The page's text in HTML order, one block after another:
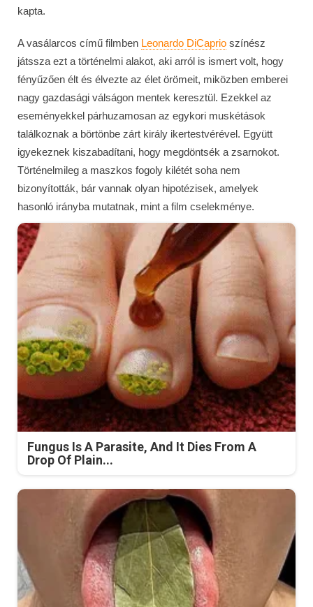
kapta.
A vasálarcos című filmben Leonardo DiCaprio színész
játssza ezt a történelmi alakot, aki arról is ismert volt, hogy
fényűzően élt és élvezte az élet örömeit, miközben emberei
nagy gazdasági válságon mentek keresztül. Ezekkel az
eseményekkel párhuzamosan az egykori muskétások
találkoznak a börtönbe zárt király ikertestvérével. Együtt
igyekeznek kiszabadítani, hogy megdöntsék a zsarnokot.
Történelmileg a maszkos fogoly kilétét soha nem
bizonyították, bár vannak olyan hipotézisek, amelyek
hasonló irányba mutatnak, mint a film cselekménye.
Fungus Is A Parasite, And It Dies From A
Drop Of Plain...